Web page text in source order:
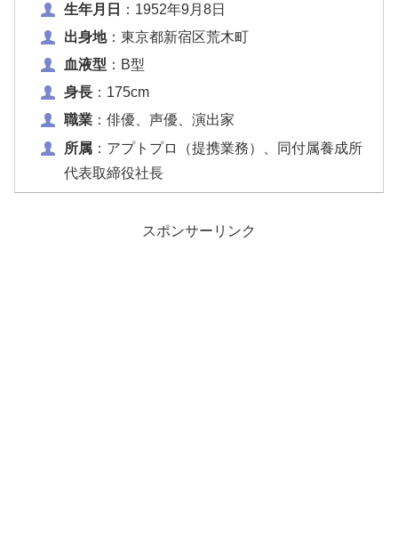
生年月日
：1952年9月8日
出身地：東京都新宿区荒木町
血液型 ：B型
身長：175cm
職業：俳優、声優、演出家
所属：アプトプロ（提携業務）、同付属養成所
代表取締役社長
スポンサーリンク